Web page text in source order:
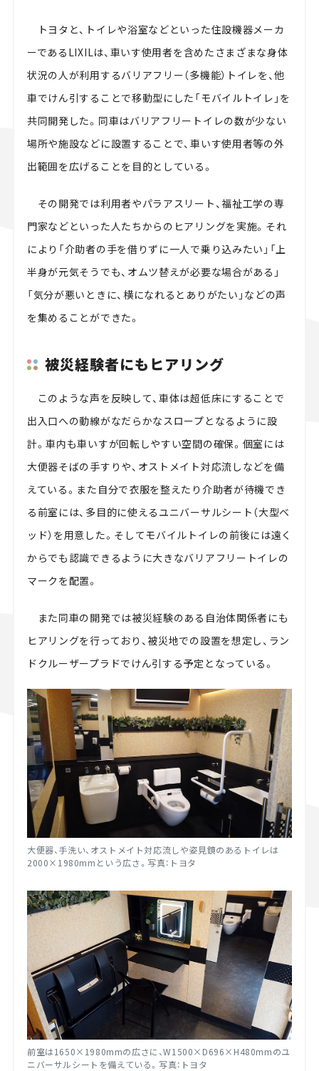
トヨタと、トイレや浴室などといった住設機器メーカ
ーである LIXILは、車いす使用者を含めたさまざまな身体
状況の人が利用するバリアフリー（多機能）トイレを、他
車でけん引することで移動型にした「モバイルトイレ」を
共同開発した。同車はバリアフリートイレの数が少ない
場所や施設などに設置することで、車いす使用者等の外
出範囲を広げることを目的としている。
その開発では利用者やパラアスリート、福祉工学の専
門家などといった人たちからのヒアリングを実施。それ
により「介助者の手を借りずに一人で乗り込みたい」「上
半身が元気そうでも、オムツ替えが必要な場合がある」
「気分が悪いときに、横になれるとありがたい」などの声
を集めることができた。
被災経験者にもヒアリング
このような声を反映して、車体は超低床にすることで
出入口への動線がなだらかなスロープとなるように設
計。車内も車いすが回転しやすい空間の確保。個室には
大便器そばの手すりや、オストメイト対応流しなどを備
えている。また自分で衣服を整えたり介助者が待機でき
る前室には、多目的に使えるユニバーサルシート（大型ベ
ッド）を用意した。そしてモバイルトイレの前後には遠く
からでも認識できるように大きなバリアフリートイレの
マークを配置。
また同車の開発では被災経験のある自治体関係者にも
ヒアリングを行っており、被災地での設置を想定し、ラン
ドクルーザープラドでけん引する予定となっている。
大便器、手洗い、オストメイト対応流しや姿見鏡のあるトイレは
2000× 1980mmという広さ。写真：トヨタ
前室は1650× 1980mmの広さに、W1500× D696× H480mmのユ
ニバーサルシートを備えている。写真：トヨタ